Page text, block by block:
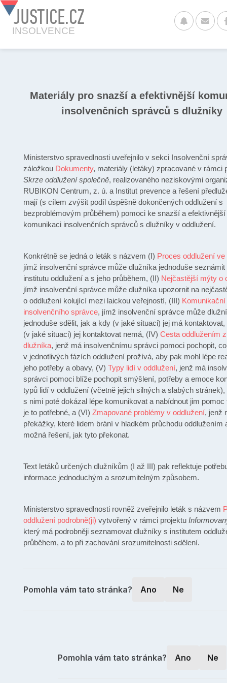
JUSTICE.CZ
INSOLVENCE
Materiály pro snazší a efektivnější
insolvenčních správců s dlužníky
Ministerstvo spravedlnosti uveřejnilo v sekci Insolvenční
záložkou Dokumenty, materiály (letáky) zpracované v rámci
Skrze oddlužení společně, realizovaného neziskovými
RUBIKON Centrum, z. ú. a Institut prevence a řešení
mají (s cílem zvýšit podíl úspěšně dokončených oddlužení s
bezproblémovým průběhem) pomoci ke snazší a efektivnější
komunikaci insolvenčních správců s dlužníky v oddlužení.
Konkrétně se jedná o leták s názvem (I) Proces oddlužení
jímž insolvenční správce může dlužníka jednoduše seznámit
institutu oddlužení a s jeho průběhem, (II) Nejčastější mýty o
jímž insolvenční správce může dlužníka upozornit na
o oddlužení kolující mezi laickou veřejností, (III) Komunikační
insolvenčního správce, jímž insolvenční správce může
jednoduše sdělit, jak a kdy (v jaké situaci) jej má
(v jaké situaci) jej kontaktovat nemá, (IV) Cesta oddlužením
dlužníka, jenž má insolvenčnímu správci pomoci pochopit,
v jednotlivých fázích oddlužení prožívá, aby pak mohl lépe
jeho potřeby a obavy, (V) Typy lidí v oddlužení, jenž má
správci pomoci blíže pochopit smýšlení, potřeby a emoce
typů lidí v oddlužení (včetně jejich silných a slabých stránek),
s nimi poté dokázal lépe komunikovat a nabídnout jim pomoc
je to potřebné, a (VI) Zmapované problémy v oddlužení, jenž
překážky, které lidem brání v hladkém průchodu oddlužením
možná řešení, jak tyto překonat.
Text letáků určených dlužníkům (I až III) pak reflektuje
informace jednoduchým a srozumitelným způsobem.
Ministerstvo spravedlnosti rovněž zveřejnilo leták s názvem
oddlužení podrobně(ji) vytvořený v rámci projektu
který má podrobněji seznamovat dlužníky s institutem
průběhem, a to při zachování srozumitelnosti sdělení.
Pomohla vám tato stránka? Ano Ne
Pomohla vám tato stránka? Ano Ne